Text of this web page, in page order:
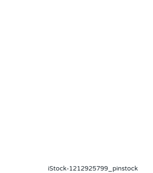
iStock-1212925799_pinstock